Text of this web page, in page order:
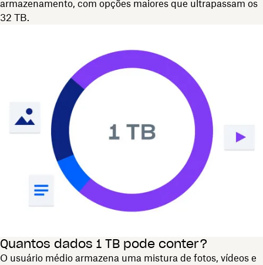
armazenamento, com opções maiores que ultrapassam os
32 TB.
Quantos dados 1 TB pode conter?
O usuário médio armazena uma mistura de fotos, vídeos e